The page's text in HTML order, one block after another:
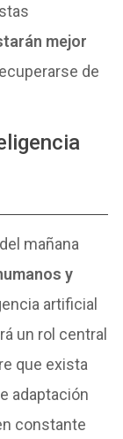
mejor
de
mañana
y
artificial
un rol central
que exista
adaptación
constante